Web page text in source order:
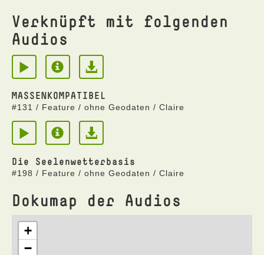
Verknüpft mit folgenden
Audios
MASSENKOMPATIBEL
#131 / Feature / ohne Geodaten / Claire
Die Seelenwetterbasis
#198 / Feature / ohne Geodaten / Claire
Dokumap der Audios